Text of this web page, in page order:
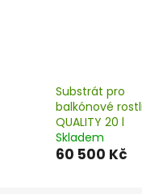
Substrát pro
balkónové
QUALITY 20 l
Skladem
60 500 Kč